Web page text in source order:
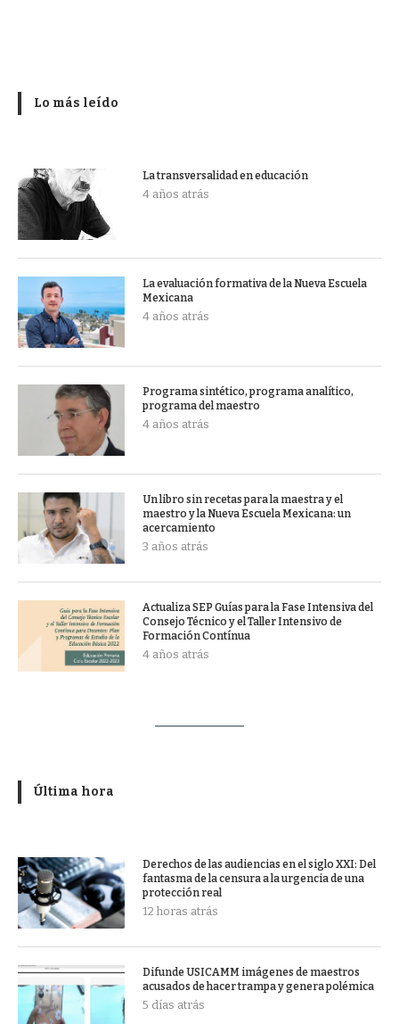
Lo más leído
La transversalidad en educación
4 años atrás
La evaluación formativa de la Nueva Escuela
Mexicana
4 años atrás
Programa sintético, programa analítico,
programa del maestro
4 años atrás
Un libro sin recetas para la maestra y el
maestro y la Nueva Escuela Mexicana: un
acercamiento
3 años atrás
Actualiza SEP Guías para la Fase Intensiva del
Consejo Técnico y el Taller Intensivo de
Formación Contínua
4 años atrás
Última hora
Derechos de las audiencias en el siglo XXI: Del
fantasma de la censura a la urgencia de una
protección real
12 horas atrás
Difunde USICAMM imágenes de maestros
acusados de hacer trampa y genera polémica
5 días atrás